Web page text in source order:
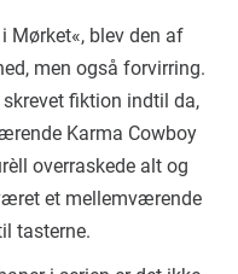
Mørket«, blev den af
men også forvirring.
fiktion indtil da,
Karma Cowboy
overraskede alt og
et mellemværende
tasterne.